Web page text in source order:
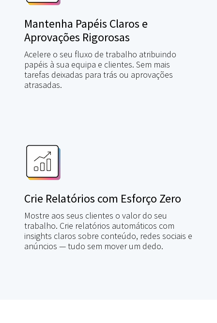
Mantenha Papéis Claros e
Aprovações Rigorosas
Acelere o seu fluxo de trabalho atribuindo
papéis à sua equipa e clientes. Sem mais
tarefas deixadas para trás ou aprovações
atrasadas.
Crie Relatórios com Esforço Zero
Mostre aos seus clientes o valor do seu
trabalho. Crie relatórios automáticos com
insights claros sobre conteúdo, redes sociais e
anúncios — tudo sem mover um dedo.